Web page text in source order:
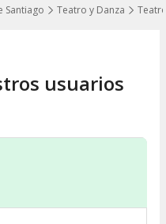
Santiago Teatro y Danza
usuarios